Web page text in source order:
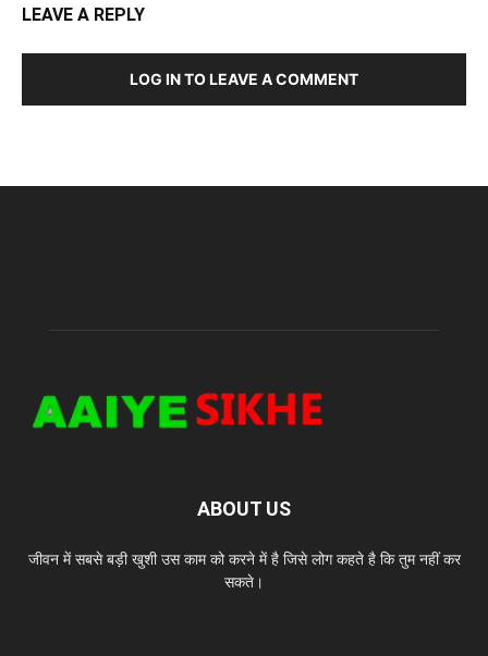
LEAVE A REPLY
LOG IN TO LEAVE A COMMENT
ABOUT US
जीवन में सबसे बड़ी खुशी उस काम को करने में है जिसे लोग कहते है कि तुम नहीं कर
सकते।